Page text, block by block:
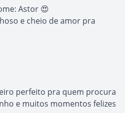
Astor 😍
e cheio de amor pra
perfeito pra quem procura
e muitos momentos felizes